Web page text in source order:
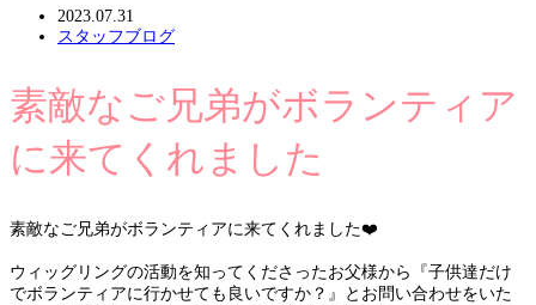
2023.07.31
スタッフブログ
素敵なご兄弟がボランティア
に来てくれました
素敵なご兄弟がボランティアに来てくれました❤️
ウィッグリングの活動を知ってくださったお父様から『子供達だけ
でボランティアに行かせても良いですか？』とお問い合わせをいた